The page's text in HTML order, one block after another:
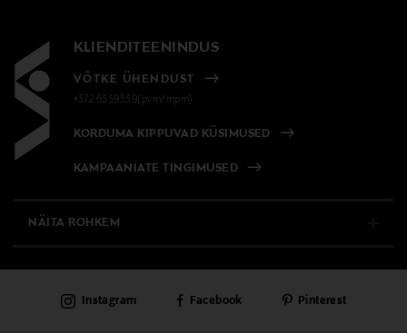
KLIENDITEENINDUS
VÕTKE ÜHENDUST
+372 6339539(pvm/mpm)
KORDUMA KIPPUVAD KÜSIMUSED
KAMPAANIATE TINGIMUSED
NÄITA ROHKEM
PÜSIKLIENDITEENINDUS
Instagram Facebook Pinterest